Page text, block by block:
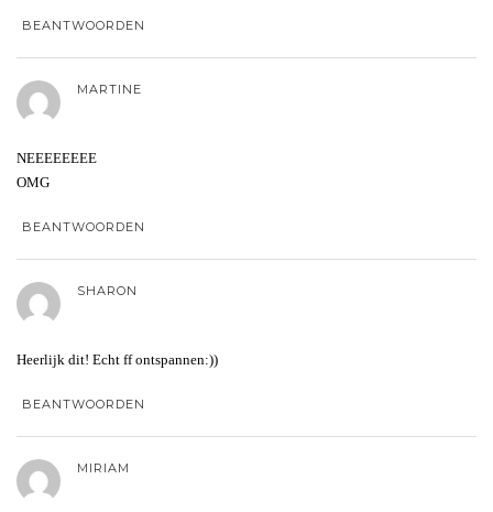
BEANTWOORDEN
MARTINE
NEEEEEEEE
OMG
BEANTWOORDEN
SHARON
Heerlijk dit! Echt ff ontspannen:))
BEANTWOORDEN
MIRIAM